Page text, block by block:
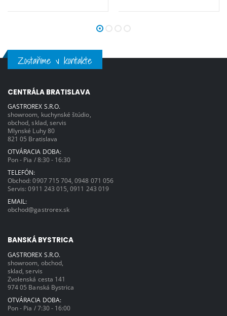
Zostaňme v kontakte
CENTRÁLA BRATISLAVA
GASTROREX S.R.O.
showroom, kuchynské štúdio,
obchod, sklad, servis
Mlynské Luhy 80
821 05 Bratislava
OTVÁRACIA DOBA:
Pon - Pia / 8:30 - 16:30
TELEFÓN:
Obchod:0907 715 704,0948 071 056
Servis:0911 243 015,0911 243 019
EMAIL:
obchod@gastrorex.sk
BANSKÁ BYSTRICA
GASTROREX S.R.O.
showroom, obchod,
sklad, servis
Zvolenská cesta 141
974 05 Banská Bystrica
OTVÁRACIA DOBA:
Pon - Pia / 7:30 - 16:00